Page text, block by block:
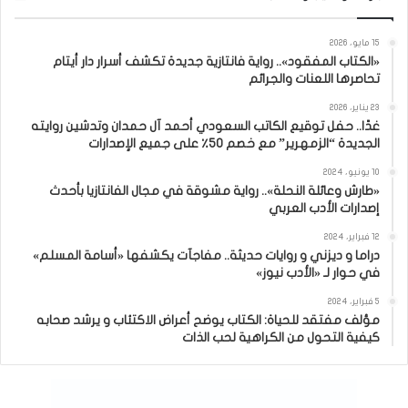
15 مايو، 2026
«الكتاب المفقود».. رواية فانتازية جديدة تكشف أسرار دار أيتام
تحاصرها اللعنات والجرائم
23 يناير، 2026
غدًا.. حفل توقيع الكاتب السعودي أحمد آل حمدان وتدشين روايته
الجديدة “الزمهرير” مع خصم 50٪ على جميع الإصدارات
10 يونيو، 2024
«طارش وعائلة النحلة».. رواية مشوقة في مجال الفانتازيا بأحدث
إصدارات الأدب العربي
12 فبراير، 2024
دراما و ديزني و روايات حديثة.. مفاجآت يكشفها «أسامة المسلم»
في حوار لـ «الأدب نيوز»
5 فبراير، 2024
مؤلف مفتقد للحياة: الكتاب يوضح أعراض الاكتئاب و يرشد صحابه
كيفية التحول من الكراهية لحب الذات